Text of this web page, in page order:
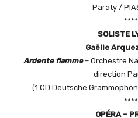
Paraty /
SOLISTE
Gaëlle
Ardente flamme – Orchestre
direction
(1 CD Deutsche
OPÉRA – P